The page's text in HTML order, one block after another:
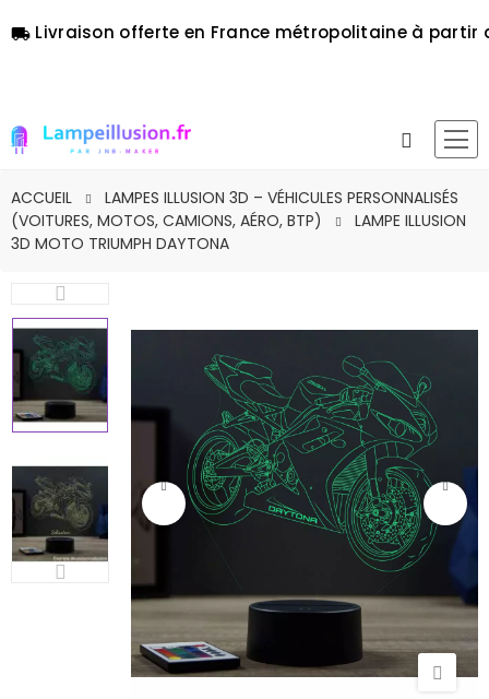
local_shipping Livraison offerte en France métropolitaine à partir
ACCUEIL
LAMPES ILLUSION 3D – VÉHICULES PERSONNALISÉS
(VOITURES, MOTOS, CAMIONS, AÉRO, BTP)
LAMPE ILLUSION
3D MOTO TRIUMPH DAYTONA